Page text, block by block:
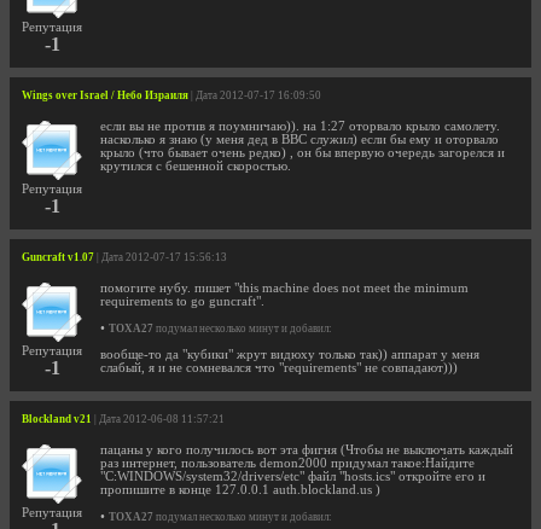
Репутация
-1
Wings over Israel / Небо Израиля | Дата 2012-07-17 16:09:50
Репутация
-1
если вы не против я поумничаю)). на 1:27 оторвало крыло самолету.
насколько я знаю (у меня дед в ВВС служил) если бы ему и оторвало
крыло (что бывает очень редко) , он бы впервую очередь загорелся и
крутился с бешенной скоростью.
Guncraft v1.07 | Дата 2012-07-17 15:56:13
Репутация
-1
помогите нубу. пишет "this machine does not meet the minimum
requirements to go guncraft".
• TOXA27 подумал несколько минут и добавил:
вообще-то да "кубики" жрут видюху только так)) аппарат у меня
слабый, я и не сомневался что "requirements" не совпадают)))
Blockland v21 | Дата 2012-06-08 11:57:21
Репутация
пацаны у кого получилось вот эта фигня (Чтобы не выключать каждый
раз интернет, пользователь demon2000 придумал такое:Найдите
"C:WINDOWS/system32/drivers/etc" файл "hosts.ics" откройте его и
пропишите в конце 127.0.0.1 auth.blockland.us )
• TOXA27 подумал несколько минут и добавил: